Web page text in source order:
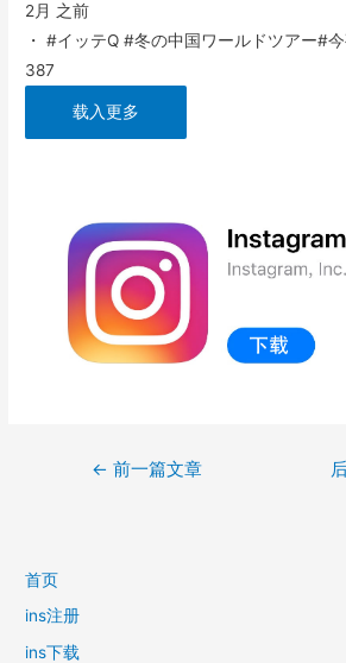
2月 之前
・ #イッテQ #冬の中国ワールドツアー#
387
载入更多
← 前一篇文章
首页
ins注册
ins下载